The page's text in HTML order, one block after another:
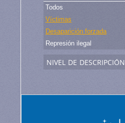
Todos
Víctimas
Desaparición forzada
Represión ilegal
nivel de descripción